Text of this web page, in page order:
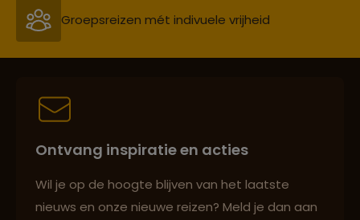
Lees meer over Ollantaytambo
Groepsreizen mét indivuele vrijheid
Persoonlijk en deskundig reisadvies
Ontvang inspiratie en acties
Wil je op de hoogte blijven van het laatste
nieuws en onze nieuwe reizen? Meld je dan aan